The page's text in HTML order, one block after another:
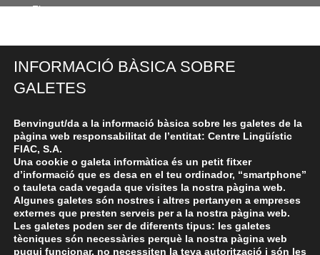
Fiac
ion
–
Avis
-
Les
seves
dades
segures
-
Política
de
INFORMACIÓ BÀSICA SOBRE
GALETES
Benvingut/da a la informació bàsica sobre les galetes de la
pàgina web responsabilitat de l’entitat: Centre Lingüístic
FIAC, S.A.
Una cookie o galeta informàtica és un petit fitxer
d’informació que es desa en el teu ordinador, “smartphone”
o tauleta cada vegada que visites la nostra pàgina web.
Algunes galetes són nostres i altres pertanyen a empreses
externes que presten serveis per a la nostra pàgina web.
Les galetes poden ser de diferents tipus: les galetes
tècniques són necessàries perquè la nostra pàgina web
pugui funcionar, no necessiten la teva autorització i són les